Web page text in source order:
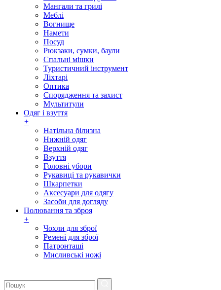
Мангали та грилі
Меблі
Вогнище
Намети
Посуд
Рюкзаки, сумки, баули
Спальні мішки
Туристичний інструмент
Ліхтарі
Оптика
Спорядження та захист
Мультитули
Одяг і взуття
+
Натільна білизна
Нижній одяг
Верхній одяг
Взуття
Головні убори
Рукавиці та рукавички
Шкарпетки
Аксесуари для одягу
Засоби для догляду
Полювання та зброя
+
Чохли для зброї
Ремені для зброї
Патронташі
Мисливські ножі